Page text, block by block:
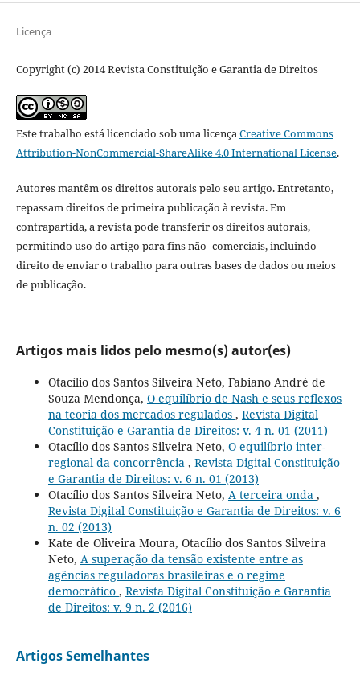
Licença
Copyright (c) 2014 Revista Constituição e Garantia de Direitos
Este trabalho está licenciado sob uma licençaCreative Commons
Attribution-NonCommercial-ShareAlike 4.0 International License.
Autores mantêm os direitos autorais pelo seu artigo. Entretanto,
repassam direitos de primeira publicação à revista. Em
contrapartida, a revista pode transferir os direitos autorais,
permitindo uso do artigo para fins não- comerciais, incluindo
direito de enviar o trabalho para outras bases de dados ou meios
de publicação.
Artigos mais lidos pelo mesmo(s) autor(es)
Otacílio dos Santos Silveira Neto, Fabiano André de
Souza Mendonça, O equilíbrio de Nash e seus reflexos
na teoria dos mercados regulados , Revista Digital
Constituição e Garantia de Direitos: v. 4 n. 01 (2011)
Otacílio dos Santos Silveira Neto, O equilíbrio inter-
regional da concorrência , Revista Digital Constituição
e Garantia de Direitos: v. 6 n. 01 (2013)
Otacílio dos Santos Silveira Neto, A terceira onda ,
Revista Digital Constituição e Garantia de Direitos: v. 6
n. 02 (2013)
Kate de Oliveira Moura, Otacílio dos Santos Silveira
Neto, A superação da tensão existente entre as
agências reguladoras brasileiras e o regime
democrático , Revista Digital Constituição e Garantia
de Direitos: v. 9 n. 2 (2016)
Artigos Semelhantes